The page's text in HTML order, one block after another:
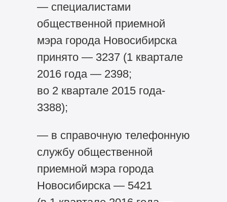
— специалистами
общественной приемной
мэра города Новосибирска
принято — 3237 (1 квартале
2016 года — 2398;
во 2 квартале 2015 года-
3388);
— в справочную телефонную
службу общественной
приемной мэра города
Новосибирска — 5421